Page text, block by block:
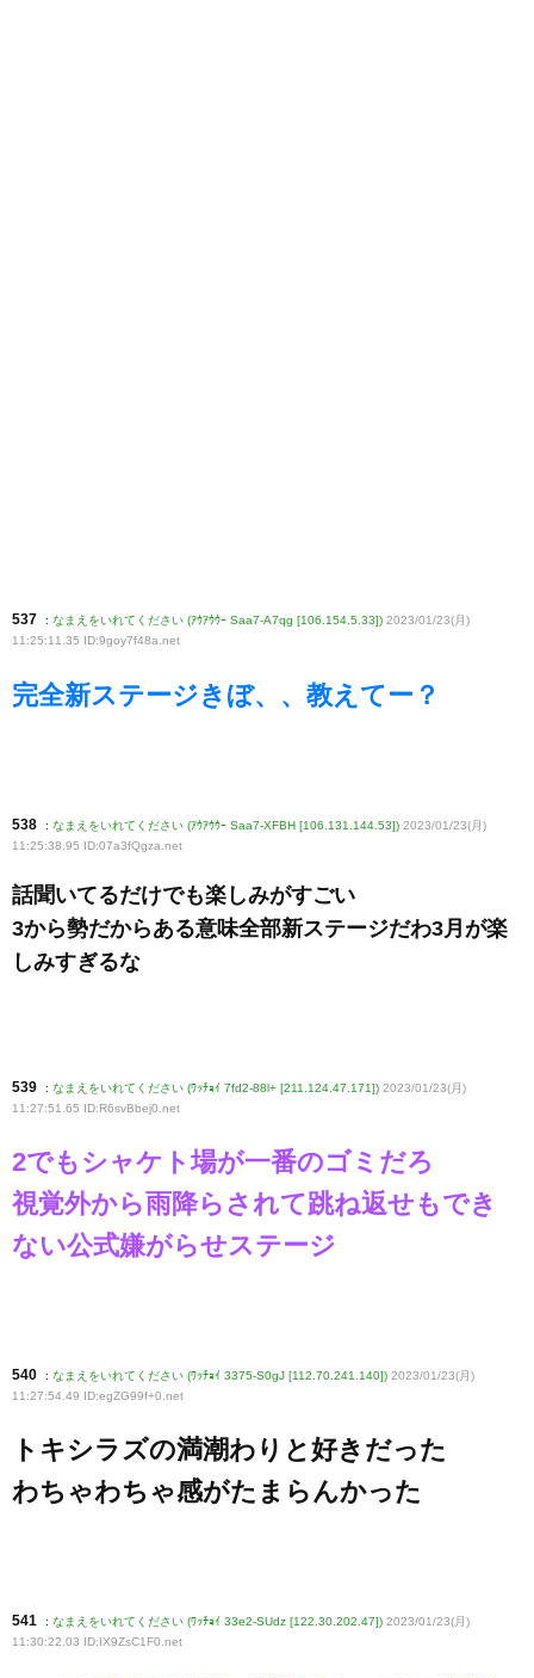
537 : なまえをいれてください (ｱｳｱｳｳｰ Saa7-A7qg [106.154.5.33]) 2023/01/23(月)
11:25:11.35 ID:9goy7f48a.net
完全新ステージきぼ、、教えてー？
538 : なまえをいれてください (ｱｳｱｳｳｰ Saa7-XFBH [106.131.144.53]) 2023/01/23(月)
11:25:38.95 ID:07a3fQgza .net
話聞いてるだけでも楽しみがすごい
3から勢だからある意味全部新ステージだわ3月が楽
しみすぎるな
539 : なまえをいれてください (ﾜｯﾁｮｲ 7fd2-88l+ [211.124.47.171]) 2023/01/23(月)
11:27:51.65 ID:R6svBbej0 .net
2でもシャケト場が一番のゴミだろ
視覚外から雨降らされて跳ね返せもでき
ない公式嫌がらせステージ
540 : なまえをいれてください (ﾜｯﾁｮｲ 3375-S0gJ [112.70.241.140]) 2023/01/23(月)
11:27:54.49 ID:egZG99f+0 .net
トキシラズの満潮わりと好きだった
わちゃわちゃ感がたまらんかった
541 : なまえをいれてください (ﾜｯﾁｮｲ 33e2-SUdz [122.30.202.47]) 2023/01/23(月)
11:30:22.03 ID:IX9ZsC1F0 .net